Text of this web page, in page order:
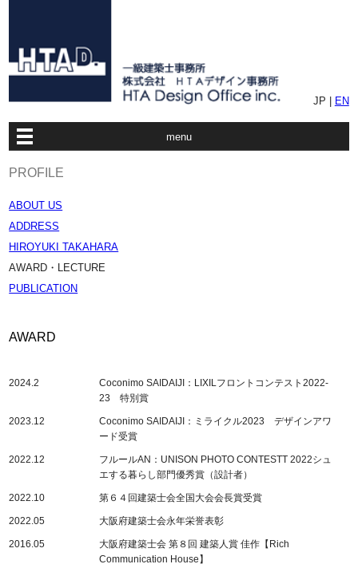
JP | EN
menu
PROFILE
ABOUT US
ADDRESS
HIROYUKI TAKAHARA
AWARD・LECTURE
PUBLICATION
AWARD
2024.2
Coconimo SAIDAIJI：LIXILフロントコンテスト2022-
23 特別賞
2023.12
Coconimo SAIDAIJI：ミライクル2023 デザインアワ
ード受賞
2022.12
フルールAN：UNISON PHOTO CONTESTT 2022シュ
エする暮らし部門優秀賞（設計者）
2022.10 第６４回建築士会全国大会会長賞受賞
2022.05 大阪府建築士会永年栄誉表彰
2016.05
大阪府建築士会 第８回 建築人賞 佳作【Rich
Communication House】